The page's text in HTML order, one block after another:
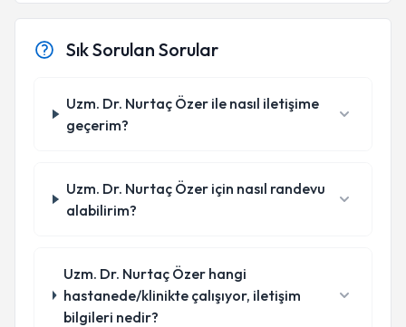
Sık Sorulan Sorular
Uzm. Dr. Nurtaç Özer ile nasıl iletişime
geçerim?
Uzm. Dr. Nurtaç Özer için nasıl randevu
alabilirim?
Uzm. Dr. Nurtaç Özer hangi
hastanede/klinikte çalışıyor, iletişim
bilgileri nedir?